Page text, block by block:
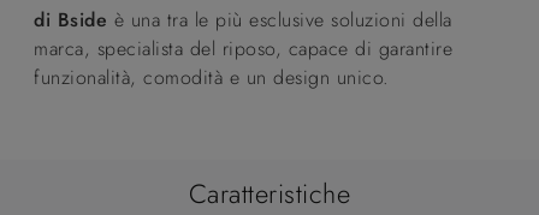
di Bside è una tra le più esclusive soluzioni della
marca, specialista del riposo, capace di garantire
funzionalità, comodità e un design unico.
Caratteristiche